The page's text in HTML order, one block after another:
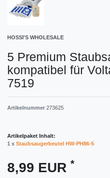
HOSSI'S WHOLESALE
5 Premium
kompatibel für
7519
Artikelnummer 273625
Artikelpaket Inhalt:
1 x Staubsaugerbeutel HW-PH86-5
8,99 EUR *